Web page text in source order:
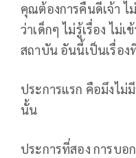
คุณต้องการคืนดีเจ้า
ว่าเด็กๆ ไม่รู้เรื่อง ไม่เ
สถาบัน อันนี้เป็นเรื่อง
ประการแรก คือมึงไม่
นั้น
ประการที่สอง การบ